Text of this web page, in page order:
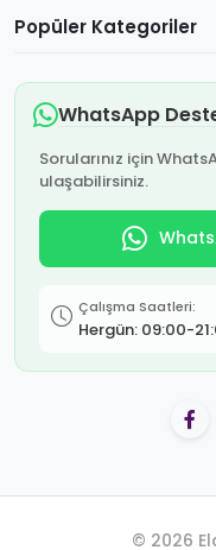
Popüler Kategoriler
WhatsApp
Sorularınız için
ulaşabilirsiniz.
Çalışma Saatleri:
Hergün: 09:00-
© 2026